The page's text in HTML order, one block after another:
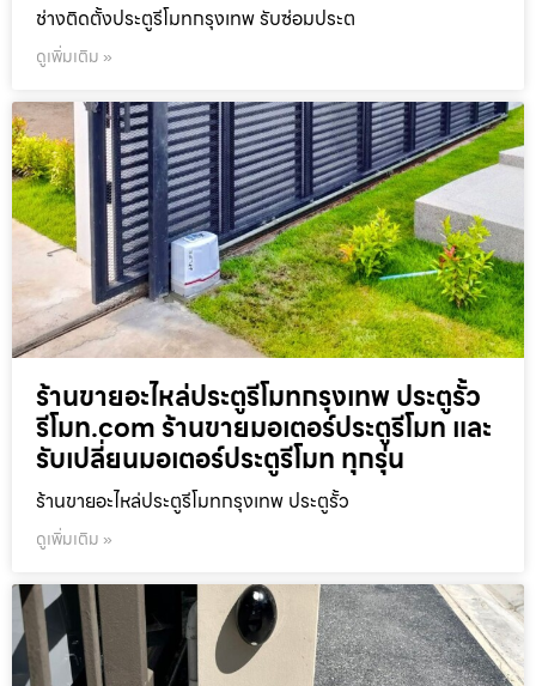
ช่างติดตั้งประตูรีโมทกรุงเทพ รับซ่อมประต
ดูเพิ่มเติม »
ร้านขายอะไหล่ประตูรีโมทกรุงเทพ ประตูรั้ว
รีโมท.com ร้านขายมอเตอร์ประตูรีโมท และ
รับเปลี่ยนมอเตอร์ประตูรีโมท ทุกรุ่น
ร้านขายอะไหล่ประตูรีโมทกรุงเทพ ประตูรั้ว
ดูเพิ่มเติม »